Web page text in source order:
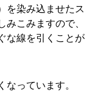
を染み込ませたス
こみますので、
な線を引くことが
なっています。